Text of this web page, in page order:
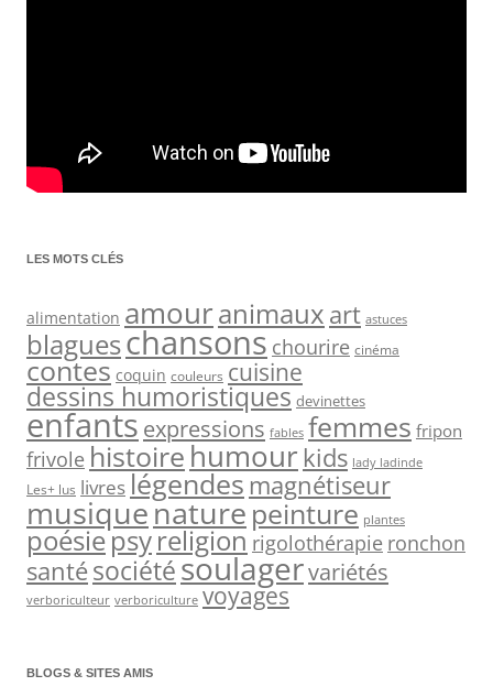
LES MOTS CLÉS
alimentation amouranimaux art astuces
blagueschansons chourire cinéma
contes coquin couleurs cuisine
dessins humoristiques devinettes
enfantsexpressions fables femmes fripon
frivole histoire humour kids lady ladinde
Les+ lus livreslégendes magnétiseur
musiquenature peinture plantes
poésiepsyreligion rigolothérapie ronchon
santésociétésoulagervariétés
verboriculteur verboriculture voyages
BLOGS & SITES AMIS